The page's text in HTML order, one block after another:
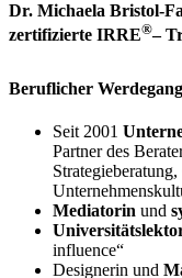
Dr. Michaela Bristol-
zertifizierte IRRE®–
Beruflicher Werdegang
Seit 2001
Partner des
Mediatorin und
influence“
Designerin und